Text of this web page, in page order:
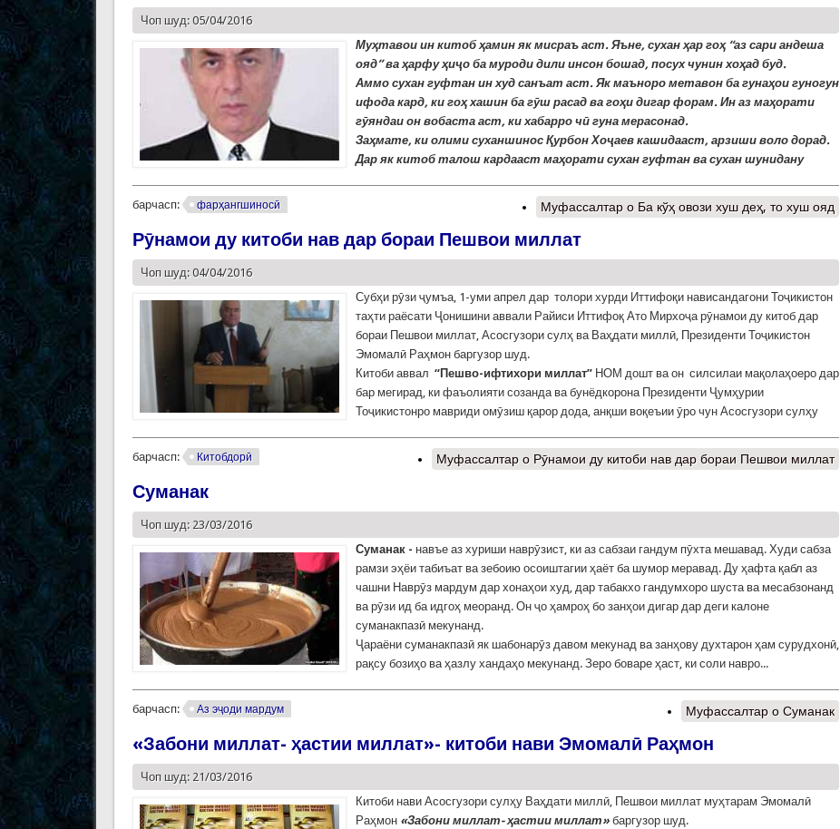
Чоп шуд: 05/04/2016
Муҳтавои ин китоб ҳамин як мисраъ аст. Яъне, сухан ҳар гоҳ “аз сари андеша
ояд” ва ҳарфу ҳиҷо ба муроди дили инсон бошад, посух чунин хоҳад буд.
Аммо сухан гуфтан ин худ санъат аст. Як маъноро метавон ба гунаҳои гуногун
ифода кард, ки гоҳ хашин ба гӯш расад ва гоҳи дигар форам. Ин аз маҳорати
гӯяндаи он вобаста аст, ки хабарро чӣ гуна мерасонад.
Заҳмате, ки олими суханшинос Қурбон Хоҷаев кашидааст, арзиши воло дорад.
Дар як китоб талош кардааст маҳорати сухан гуфтан ва сухан шунидану
барчасп: фарҳангшиносӣ Муфассалтар о Ба кўҳ овози хуш деҳ, то хуш ояд
Рӯнамои ду китоби нав дар бораи Пешвои миллат
Чоп шуд: 04/04/2016
Субҳи рӯзи ҷумъа, 1-уми апрел дар толори хурди Иттифоқи нависандагони Тоҷикистон
таҳти раёсати Ҷонишини аввали Райиси Иттифоқ Ато Мирхоҷа рӯнамои ду китоб дар
бораи Пешвои миллат, Асосгузори сулҳ ва Ваҳдати миллӣ, Президенти Тоҷикистон
Эмомалӣ Раҳмон баргузор шуд.
Китоби аввал “Пешво-ифтихори миллат”НОМ дошт ва он силсилаи мақолаҳоеро дар
бар мегирад, ки фаъолияти созанда ва бунёдкорона Президенти Ҷумҳурии
Тоҷикистонро мавриди омӯзиш қарор дода, анқши воқеъии ӯро чун Асосгузори сулҳу
барчасп: Китобдорӣ Муфассалтар о Рӯнамои ду китоби нав дар бораи Пешвои миллат
Суманак
Чоп шуд: 23/03/2016
Суманак - навъе аз хуриши наврӯзист, ки аз сабзаи гандум пӯхта мешавад. Худи сабза
рамзи эҳёи табиъат ва зебоию осоиштагии ҳаёт ба шумор меравад. Ду ҳафта қабл аз
чашни Наврӯз мардум дар хонаҳои худ, дар табакхо гандумхоро шуста ва месабзонанд
ва рӯзи ид ба идгоҳ меоранд. Он ҷо ҳамроҳ бо занҳои дигар дар деги калоне
суманакпазӣ мекунанд.
Ҷараёни суманакпазӣ як шабонарӯз давом мекунад ва занҳову духтарон ҳам сурудхонӣ,
рақсу бозиҳо ва ҳазлу хандаҳо мекунанд. Зеро боваре ҳаст, ки соли навро...
барчасп: Аз эҷоди мардум Муфассалтар о Суманак
«Забони миллат- ҳастии миллат»- китоби нави Эмомалӣ Раҳмон
Чоп шуд: 21/03/2016
Китоби нави Асосгузори сулҳу Ваҳдати миллӣ, Пешвои миллат муҳтарам Эмомалӣ
Раҳмон «Забони миллат- ҳастии миллат» баргузор шуд.